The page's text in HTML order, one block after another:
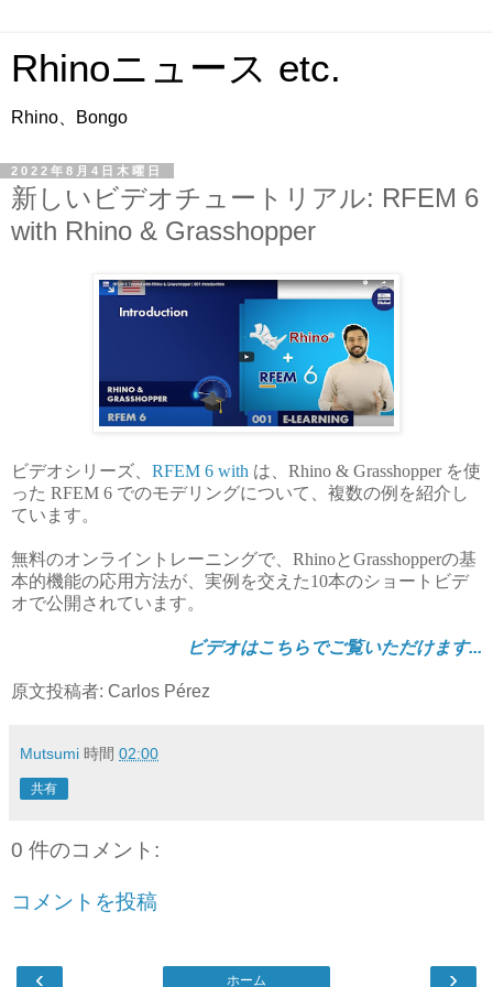
Rhinoニュース etc.
Rhino、Bongo
2022年8月4日木曜日
新しいビデオチュートリアル: RFEM 6
with Rhino & Grasshopper
ビデオシリーズ、 RFEM 6 with は、Rhino & Grasshopper を使
った RFEM 6 でのモデリングについて、複数の例を紹介し
ています。
無料のオンライントレーニングで、RhinoとGrasshopperの基
本的機能の応用方法が、実例を交えた10本のショートビデ
オで公開されています。
ビデオはこちらでご覧いただけます...
原文投稿者: Carlos Pérez
Mutsumi 時間 02:00
共有
0 件のコメント:
コメントを投稿
‹ ›
ホーム